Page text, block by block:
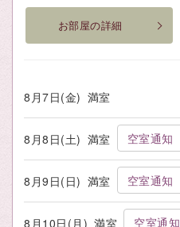
お部屋の詳細
8月7日(金) 満室
8月8日(土) 満室 空室通知
8月9日(日) 満室 空室通知
8月10日(月) 満室 空室通知